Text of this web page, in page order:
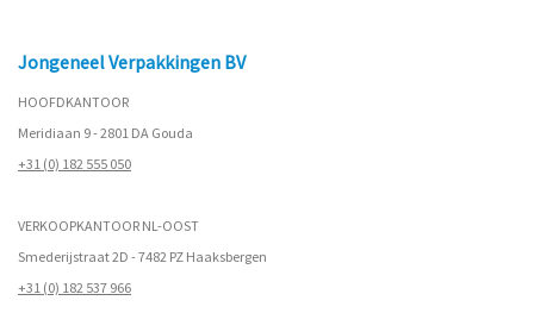
Jongeneel Verpakkingen BV
HOOFDKANTOOR
Meridiaan 9 - 2801 DA Gouda
+31 (0) 182 555 050
VERKOOPKANTOOR NL-OOST
Smederijstraat 2D - 7482 PZ Haaksbergen
+31 (0) 182 537 966